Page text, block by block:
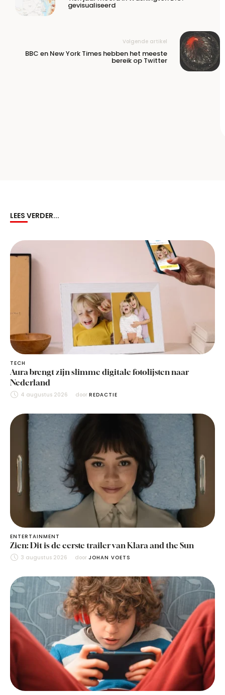
gevisualiseerd
Volgende artikel
BBC en New York Times hebben het meeste
bereik op Twitter
LEES VERDER...
TECH
Aura brengt zijn slimme digitale fotolijsten naar
Nederland
4 augustus 2026 door REDACTIE
ENTERTAINMENT
Zien: Dit is de eerste trailer van Klara and the Sun
3 augustus 2026 door JOHAN VOETS